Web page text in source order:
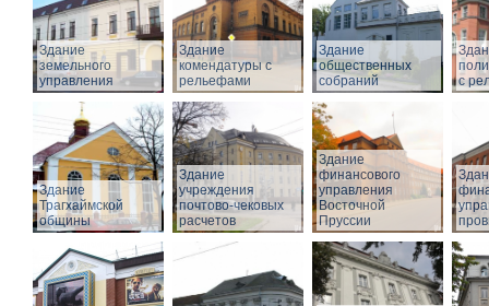
Здание
земельного
управления
Здание
комендатуры с
рельефами
Здание
общественных
собраний
с
Здание
Трагхаймской
общины
Здание
учреждения
почтово-чековых
расчетов
Здание
финансового
управления
Восточной
Пруссии